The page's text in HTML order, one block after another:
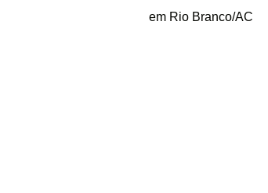
em Rio Branco/AC